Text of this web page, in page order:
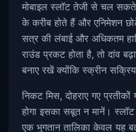
मोबाइल स्लॉट तेजी से चल
के करीब होते हैं और एनिमेशन
सत्र की लंबाई और अधिकतम
राउंड प्रकट होता है, तो दांव
बनाए रखें क्योंकि स्क्रीन
निकट मिस, दोहराए गए
होगा इसका सबूत न मानें।
एक भुगतान तालिका केवल यह